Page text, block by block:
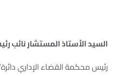
السيد الأستاذ المستشار نائب
رئيس محكمة القضاء الإداري